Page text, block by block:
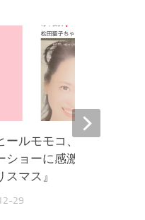
ールモモコ、松田聖子のデ
ショーに感激『久々に豪華
スマス』
29